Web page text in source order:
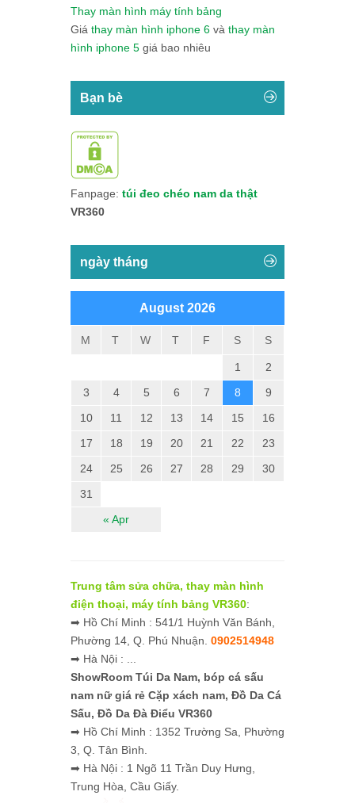
Thay màn hình máy tính bảng
Giá thay màn hình iphone 6 và thay màn
hình iphone 5 giá bao nhiêu
Bạn bè
Fanpage: túi đeo chéo nam da thật
VR360
ngày tháng
August 2026
M T W T F S S
« Apr
1
2
3
4 5 6 7 8
9
10
11 12 13 14 15
16
17
18 19 20 21 22
23
24
25 26 27 28 29
30
31
Trung tâm sửa chữa, thay màn hình
điện thoại, máy tính bảng VR360:
➡ Hồ Chí Minh : 541/1 Huỳnh Văn Bánh,
Phường 14, Q. Phú Nhuận. 0902514948
➡ Hà Nội : ...
ShowRoom Túi Da Nam, bóp cá sấu
nam nữ giá rẻ Cặp xách nam, Đồ Da Cá
Sấu, Đồ Da Đà Điểu VR360
➡ Hồ Chí Minh : 1352 Trường Sa, Phường
3, Q. Tân Bình.
➡ Hà Nội : 1 Ngõ 11 Trần Duy Hưng,
Trung Hòa, Cầu Giấy.